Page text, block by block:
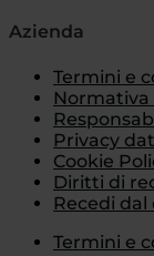
Azienda
Termini e
Privacy
Cookie
Diritti di
Recedi
Termini e